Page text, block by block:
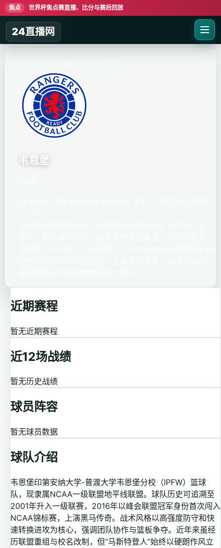
焦点 世界杯焦点赛直播、比分与赛后回放
24直播网
韦恩堡
近期赛程
暂无近期赛程
近12场战绩
暂无历史战绩
球员阵容
暂无球员数据
球队介绍
韦恩堡印第安纳大学-普渡大学韦恩堡分校（IPFW）篮球
队，现隶属NCAA一级联盟地平线联盟。球队历史可追溯至
2001年升入一级联赛，2016年以峰会联盟冠军身份首次闯入
NCAA锦标赛，上演黑马传奇。战术风格以高强度防守和快
速转换进攻为核心，强调团队协作与篮板争夺。近年来虽经
历联盟重组与校名改制，但“马斯特登人”始终以硬朗作风立